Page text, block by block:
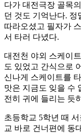
다가 대전극장 골목
던 것도 기억난다.
따라오셨고 필자가
서 타러 다녔다.
대전천 야외 스케이
도 있었고 간식으로
신나게 스케이트를
맛은 지금도 잊을 수
전히 귀에 들리는 듯
초등학교 5학년 때
교 바로 건너편에 동